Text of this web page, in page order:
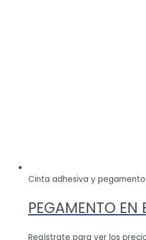
Cinta adhesiva y
PEGAMENTO
Regístrate para ver los